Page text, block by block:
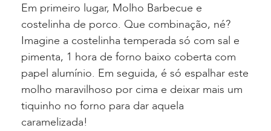
Em primeiro lugar, Molho Barbecue e
costelinha de porco. Que combinação, né?
Imagine a costelinha temperada só com sal e
pimenta, 1 hora de forno baixo coberta com
papel alumínio. Em seguida, é só espalhar este
molho maravilhoso por cima e deixar mais um
tiquinho no forno para dar aquela
caramelizada!